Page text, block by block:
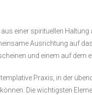
einer spirituellen Haltung
Ausrichtung auf
und einem auf dem
Praxis, in der
Die wichtigsten